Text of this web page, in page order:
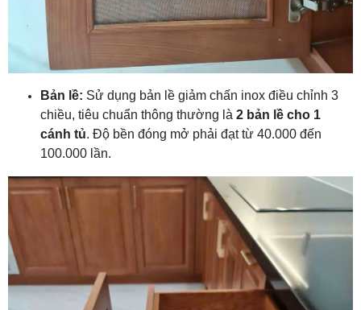
Bản lề: Sử dụng bản lề giảm chấn inox điều chỉnh 3
chiều, tiêu chuẩn thông thường là 2 bản lề cho 1
cánh tủ. Độ bền đóng mở phải đạt từ 40.000 đến
100.000 lần.